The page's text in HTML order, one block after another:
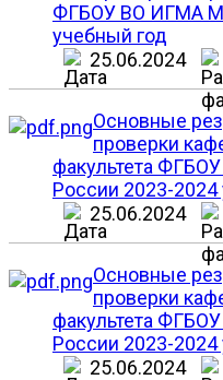
ФГБОУ ВО ИГМА
учебный год
25.06.2024
Основные
проверки
факультета
России 2023-
25.06.2024
Основные
проверки
факультета
России 2023-
25.06.2024